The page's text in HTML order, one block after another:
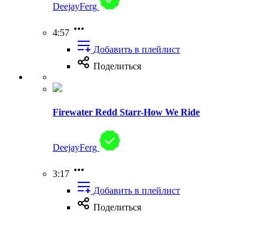
DeejayFerg
4:57
Добавить в плейлист
Поделиться
Firewater Redd Starr-How We Ride
DeejayFerg
3:17
Добавить в плейлист
Поделиться